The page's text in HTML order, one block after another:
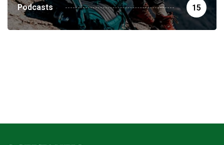
Podcasts 15